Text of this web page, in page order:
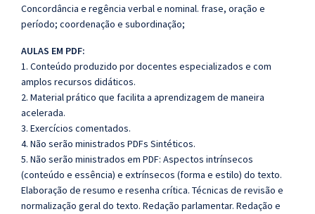
Concordância e regência verbal e nominal. frase, oração e
período; coordenação e subordinação;
AULAS EM PDF:
1. Conteúdo produzido por docentes especializados e com
amplos recursos didáticos.
2. Material prático que facilita a aprendizagem de maneira
acelerada.
3. Exercícios comentados.
4. Não serão ministrados PDFs Sintéticos.
5. Não serão ministrados em PDF: Aspectos intrínsecos
(conteúdo e essência) e extrínsecos (forma e estilo) do texto.
Elaboração de resumo e resenha crítica. Técnicas de revisão e
normalização geral do texto. Redação parlamentar. Redação e